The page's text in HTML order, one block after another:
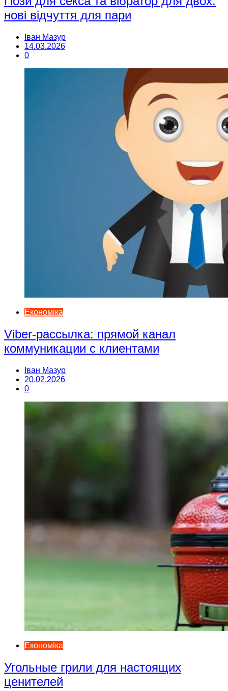
нові відчуття для пари
Іван Мазур
14.03.2026
0
Економіка
Viber-рассылка: прямой канал
коммуникации с клиентами
Іван Мазур
20.02.2026
0
Економіка
Угольные грили для настоящих
ценителей